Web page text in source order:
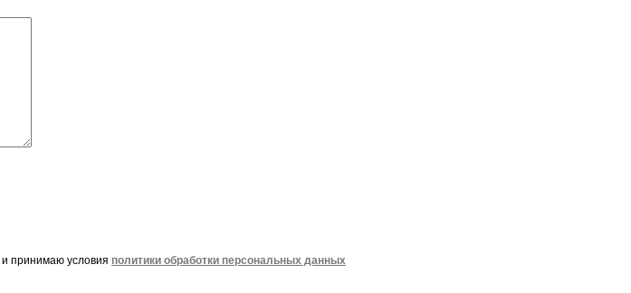
и принимаю условия политики обработки персональных данных